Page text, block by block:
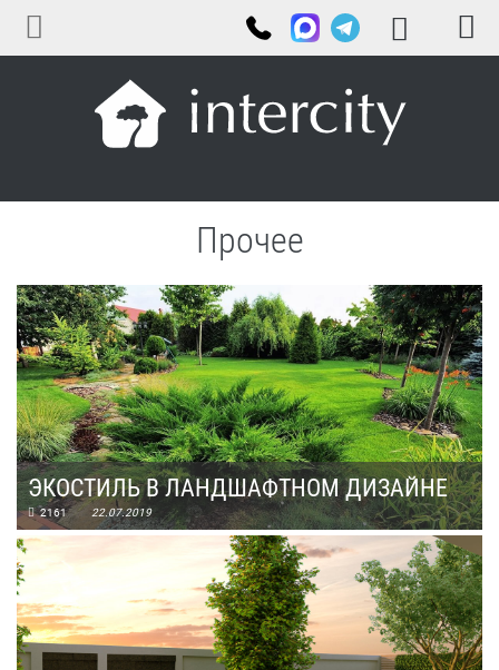
Прочее
ЭКОСТИЛЬ В ЛАНДШАФТНОМ ДИЗАЙНЕ
2161 22.07.2019